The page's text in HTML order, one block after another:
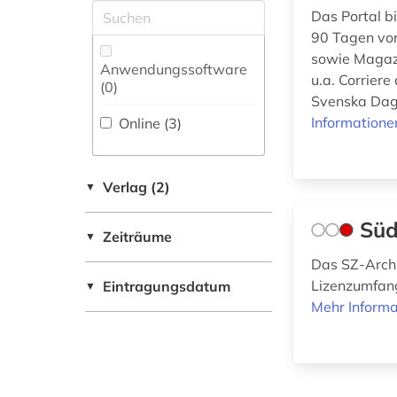
Maschinenbau (0)
Medien- und
Kommunikationswissenschaften,
Kommunikationsdesign (4)
Medizin (0)
Militärwissenschaft
(0)
Musikwissenschaft
(0)
Natur- und
Umweltschutz (0)
Zeitungs-,
Zeitschriftenbibliographie
(0
Schweiz (1)
USA (2)
Anwendungssoftware
(0)
Online (3)
▼ Verlag (2)
▼ Zeiträume
▼ Eintragungsdatum
Das Portal
90 Tagen
sowie
u.a.
Svenska
Das SZ-
Mehr